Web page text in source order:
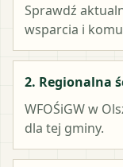
Sprawdź
wsparcia i
2. Regionalna
WFOŚiGW w
dla tej gminy.